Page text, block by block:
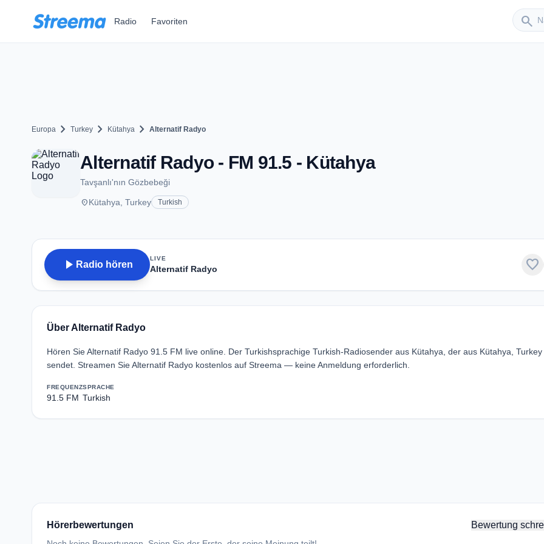
Radio Favoriten search
Europa chevron_right Turkey chevron_right Kütahya chevron_right Alternatif Radyo
Alternatif Radyo - FM 91.5 - Kütahya
Tavşanlı'nın Gözbebeği
placeKütahya, Turkey Turkish
play_arrow Radio hören
LIVE
Alternatif Radyo favorite
Über Alternatif Radyo
Hören Sie Alternatif Radyo 91.5 FM live online. Der Turkishsprachige Turkish-Radiosender aus Kütahya, der aus Kütahya, Turkey
sendet. Streamen Sie Alternatif Radyo kostenlos auf Streema — keine Anmeldung erforderlich.
FREQUENZ
91.5 FM
SPRACHE
Turkish
Hörerbewertungen Bewertung